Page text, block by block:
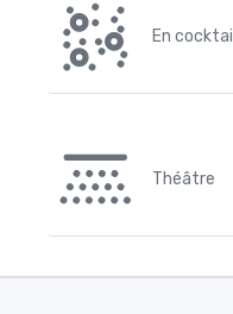
En cocktail
Théâtre